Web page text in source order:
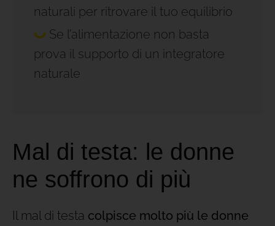
naturali per ritrovare il tuo equilibrio
Se l’alimentazione non basta
prova il supporto di un integratore
naturale
Mal di testa: le donne
ne soffrono di più
Il mal di testa colpisce molto più le donne